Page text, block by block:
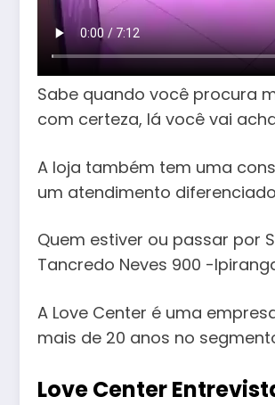
Sabe quando você procura
com certeza, lá você vai
A loja também tem uma
um atendimento
Quem estiver ou passar por
Tancredo Neves 900 -
A Love Center é uma
mais de 20 anos no
Love Center